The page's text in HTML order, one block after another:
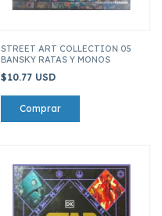
STREET ART COLLECTION 05
BANSKY RATAS Y MONOS
$10.77 USD